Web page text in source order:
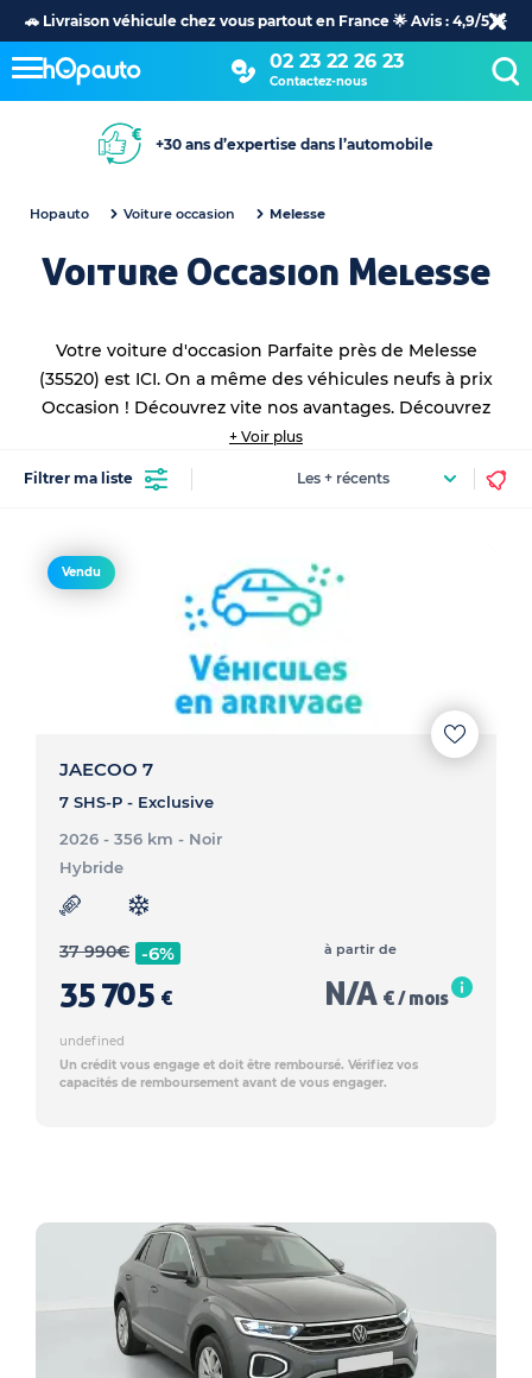
🚗 Livraison véhicule chez vous partout en France 🌟 Avis : 4,9/5 🌟
02 23 22 26 23
Contactez-nous
+30 ans d’expertise dans l’automobile
Hopauto Voiture occasion Melesse
Voiture Occasion Melesse
Votre voiture d'occasion Parfaite près de Melesse
(35520) est ICI. On a même des véhicules neufs à prix
Occasion ! Découvrez vite nos avantages. Découvrez
voitures occasions proche de vous
+ Voir plus
Filtrer ma liste
Vendu
JAECOO 7
7 SHS-P - Exclusive
2026 - 356 km - Noir
Hybride
37 990€ -6%
35 705 €
à partir de
N/A € / mois
undefined
Un crédit vous engage et doit être remboursé. Vérifiez vos
capacités de remboursement avant de vous engager.